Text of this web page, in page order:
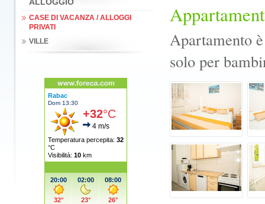
CASE DI VACANZA / ALLOGGI
PRIVATI
VILLE
Apartamento
solo per